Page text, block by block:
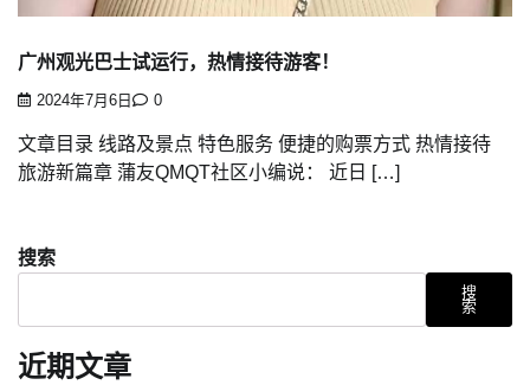
广州观光巴士试运行，热情接待游客！
2024年7月6日 0
文章目录 线路及景点 特色服务 便捷的购票方式 热情接待
旅游新篇章 蒲友QMQT社区小编说： 近日 […]
搜索
搜
索
近期文章